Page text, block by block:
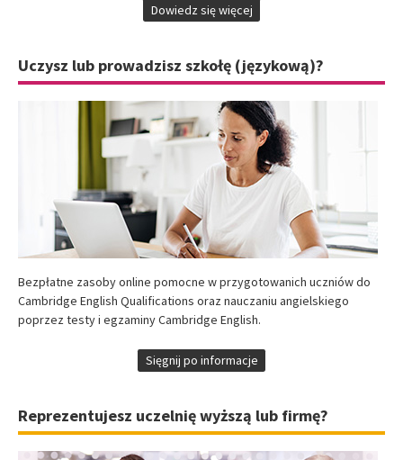
Dowiedz się więcej
Uczysz lub prowadzisz szkołę (językową)?
Bezpłatne zasoby online pomocne w przygotowanich uczniów do
Cambridge English Qualifications oraz nauczaniu angielskiego
poprzez testy i egzaminy Cambridge English.
Sięgnij po informacje
Reprezentujesz uczelnię wyższą lub firmę?